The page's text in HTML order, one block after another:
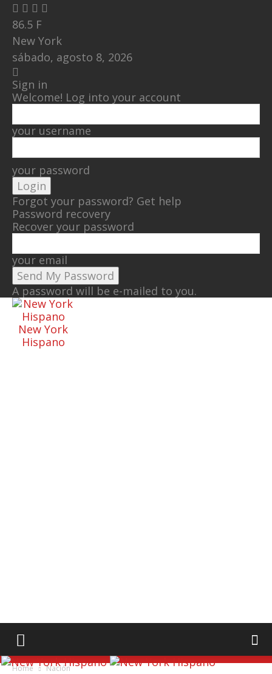
86.5 F
New York
sábado, agosto 8, 2026
Sign in
Welcome! Log into your account
your username
your password
Forgot your password? Get help
Password recovery
Recover your password
your email
A password will be e-mailed to you.
New York
Hispano
Home Nación